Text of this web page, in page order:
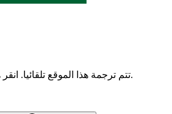
تتم ترجمة هذا الموقع تلقائيا. انقر هنا للمزيد من المعلومات.